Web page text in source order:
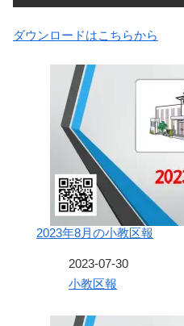
ダウンロードはこちらから
2023年8月の小教区報
2023-07-30
関連理由小教区報